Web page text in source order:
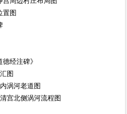
图
经注碑》
图
河老道图
北侧涡河流程图